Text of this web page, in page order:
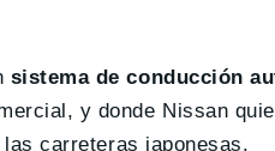
sistema de conducción
y donde Nissan
las carreteras japonesas.